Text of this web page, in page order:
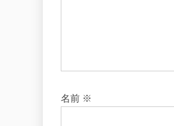
名前 ※